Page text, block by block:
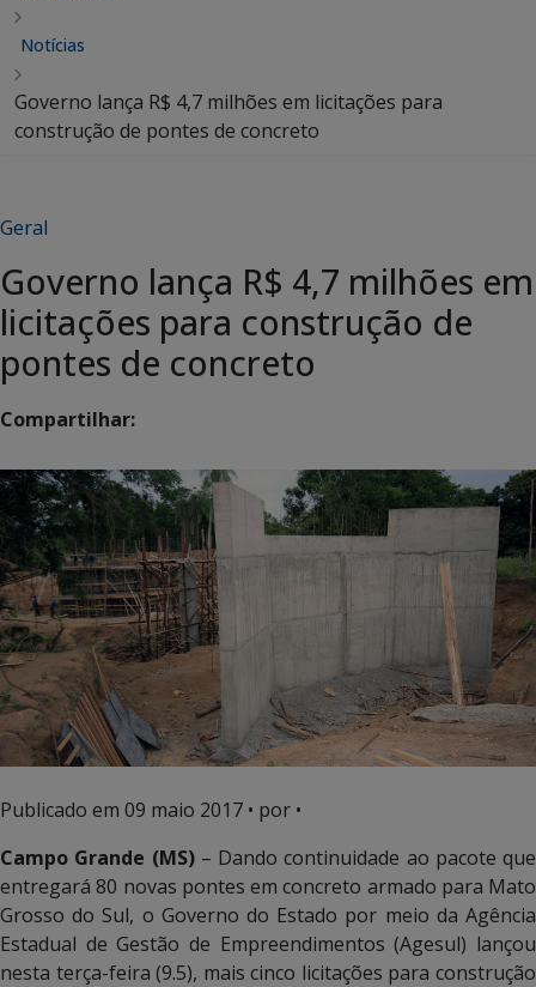
Notícias
Governo lança R$ 4,7 milhões em licitações para
construção de pontes de concreto
Geral
Governo lança R$ 4,7 milhões em
licitações para construção de
pontes de concreto
Compartilhar:
Publicado em 09 maio 2017 • por •
Campo Grande (MS)– Dando continuidade ao pacote que
entregará 80 novas pontes em concreto armado para Mato
Grosso do Sul, o Governo do Estado por meio da Agência
Estadual de Gestão de Empreendimentos (Agesul) lançou
nesta terça-feira (9.5), mais cinco licitações para construção